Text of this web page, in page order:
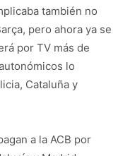
también no
pero ahora ya se
por TV más de
lo
Cataluña y
a la ACB por